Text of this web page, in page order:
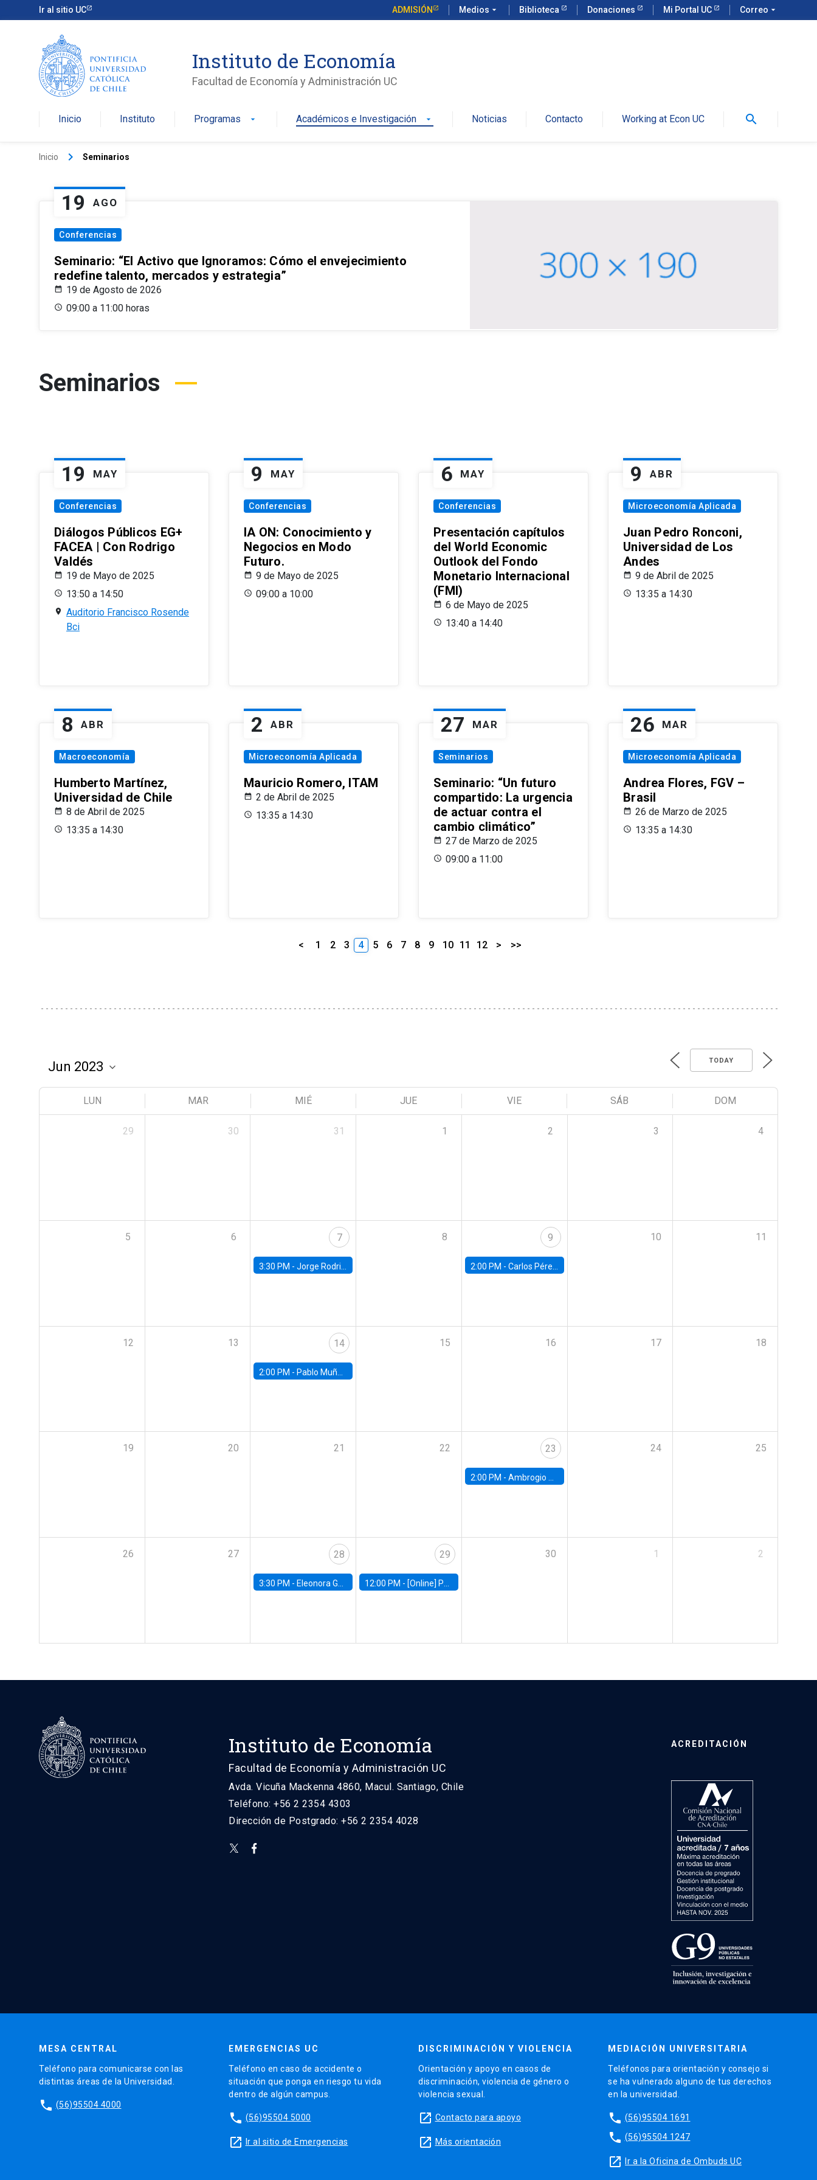
Ir al sitio UC ADMISIÓN Medios arrow_drop_down Biblioteca Donaciones Mi Portal UC Correo arrow_drop_down
Instituto de Economía
Facultad de Economía y Administración UC
Inicio Instituto Programas arrow_drop_down Académicos e Investigación arrow_drop_down Noticias Contacto Working at Econ UC search
Inicio keyboard_arrow_right Seminarios
19 AGO
Conferencias
Seminario: “El Activo que Ignoramos: Cómo el envejecimiento
redefine talento, mercados y estrategia”
19 de Agosto de 2026
09:00 a 11:00 horas
Seminarios
19 MAY
Conferencias
Diálogos Públicos EG+
FACEA | Con Rodrigo
Valdés
19 de Mayo de 2025
13:50 a 14:50
Auditorio Francisco Rosende
Bci
9 MAY
Conferencias
IA ON: Conocimiento y
Negocios en Modo
Futuro.
9 de Mayo de 2025
09:00 a 10:00
6 MAY
Conferencias
Presentación capítulos
del World Economic
Outlook del Fondo
Monetario Internacional
(FMI)
6 de Mayo de 2025
13:40 a 14:40
9 ABR
Microeconomía Aplicada
Juan Pedro Ronconi,
Universidad de Los
Andes
9 de Abril de 2025
13:35 a 14:30
8 ABR
Macroeconomía
Humberto Martínez,
Universidad de Chile
8 de Abril de 2025
13:35 a 14:30
2 ABR
Microeconomía Aplicada
Mauricio Romero, ITAM
2 de Abril de 2025
13:35 a 14:30
27 MAR
Seminarios
Seminario: “Un futuro
compartido: La urgencia
de actuar contra el
cambio climático”
27 de Marzo de 2025
09:00 a 11:00
26 MAR
Microeconomía Aplicada
Andrea Flores, FGV –
Brasil
26 de Marzo de 2025
13:35 a 14:30
< 1 2 3 4 5 6 7 8 9 10 11 12 > >>
TODAY
LUN MAR MIÉ JUE VIE SÁB DOM
29 30 31 1 2 3 4
5 6 7
3:30 PM -Jorge Rodriguez, Universidad de Los Andes
8 9
2:00 PM - Carlos Pérez, Universidad Finis Terrae
10 11
12 13 14
2:00 PM - Pablo Muñoz, Universidad de Chile
15 16 17 18
19 20 21 22 23
2:00 PM - Ambrogio Cesa-Bianchi, Bank of England
24 25
26 27 28
3:30 PM - Eleonora Guarnieri, Exeter University
29
12:00 PM - [Online] Pablo Slutzky, University of Maryland
30 1 2
Instituto de Economía
Facultad de Economía y Administración UC
Avda. Vicuña Mackenna 4860, Macul. Santiago, Chile
Teléfono: +56 2 2354 4303
Dirección de Postgrado: +56 2 2354 4028
ACREDITACIÓN
MESA CENTRAL
Teléfono para comunicarse con las
distintas áreas de la Universidad.
phone (56)95504 4000
EMERGENCIAS UC
Teléfono en caso de accidente o
situación que ponga en riesgo tu vida
dentro de algún campus.
phone (56)95504 5000
launch Ir al sitio de Emergencias
DISCRIMINACIÓN Y VIOLENCIA
Orientación y apoyo en casos de
discriminación, violencia de género o
violencia sexual.
launch Contacto para apoyo
launch Más orientación
MEDIACIÓN UNIVERSITARIA
Teléfonos para orientación y consejo si
se ha vulnerado alguno de tus derechos
en la universidad.
phone (56)95504 1691
phone (56)95504 1247
launch Ir a la Oficina de Ombuds UC